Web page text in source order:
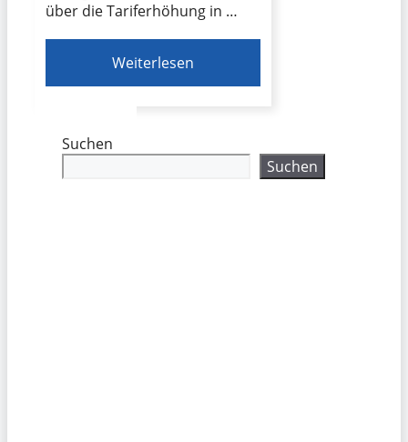
über die Tariferhöhung in …
Weiterlesen
Suchen
Suchen